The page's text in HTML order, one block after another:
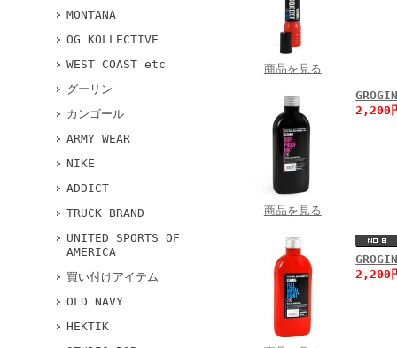
MONTANA
OG KOLLECTIVE
WEST COAST etc
グーリン
カンゴール
ARMY WEAR
NIKE
ADDICT
TRUCK BRAND
UNITED SPORTS OF
AMERICA
買い付けアイテム
OLD NAVY
HEKTIK
商品を見る
商品を見る
2,200
2,200